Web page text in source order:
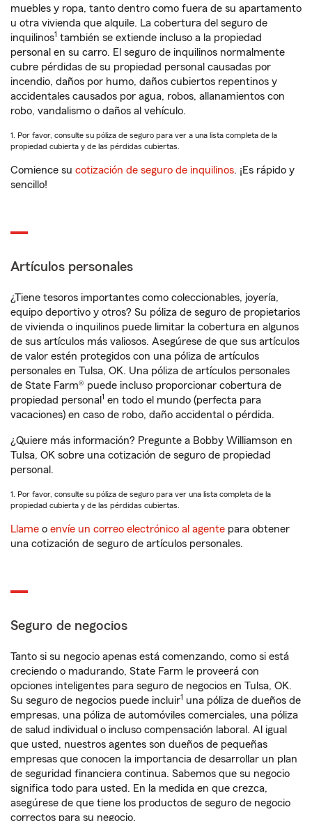
muebles y ropa, tanto dentro como fuera de su apartamento
u otra vivienda que alquile. La cobertura del seguro de
inquilinos1 también se extiende incluso a la propiedad
personal en su carro. El seguro de inquilinos normalmente
cubre pérdidas de su propiedad personal causadas por
incendio, daños por humo, daños cubiertos repentinos y
accidentales causados por agua, robos, allanamientos con
robo, vandalismo o daños al vehículo.
1. Por favor, consulte su póliza de seguro para ver a una lista completa de la
propiedad cubierta y de las pérdidas cubiertas.
Comience su cotización de seguro de inquilinos. ¡Es rápido y
sencillo!
Artículos personales
¿Tiene tesoros importantes como coleccionables, joyería,
equipo deportivo y otros? Su póliza de seguro de propietarios
de vivienda o inquilinos puede limitar la cobertura en algunos
de sus artículos más valiosos. Asegúrese de que sus artículos
de valor estén protegidos con una póliza de artículos
personales en Tulsa, OK. Una póliza de artículos personales
de State Farm® puede incluso proporcionar cobertura de
propiedad personal 1 en todo el mundo (perfecta para
vacaciones) en caso de robo, daño accidental o pérdida.
¿Quiere más información? Pregunte a Bobby Williamson en
Tulsa, OK sobre una cotización de seguro de propiedad
personal.
1. Por favor, consulte su póliza de seguro para ver una lista completa de la
propiedad cubierta y de las pérdidas cubiertas.
Llame o envíe un correo electrónico al agente para obtener
una cotización de seguro de artículos personales.
Seguro de negocios
Tanto si su negocio apenas está comenzando, como si está
creciendo o madurando, State Farm le proveerá con
opciones inteligentes para seguro de negocios en Tulsa, OK.
Su seguro de negocios puede incluir1 una póliza de dueños de
empresas, una póliza de automóviles comerciales, una póliza
de salud individual o incluso compensación laboral. Al igual
que usted, nuestros agentes son dueños de pequeñas
empresas que conocen la importancia de desarrollar un plan
de seguridad financiera continua. Sabemos que su negocio
significa todo para usted. En la medida en que crezca,
asegúrese de que tiene los productos de seguro de negocio
correctos para su negocio.